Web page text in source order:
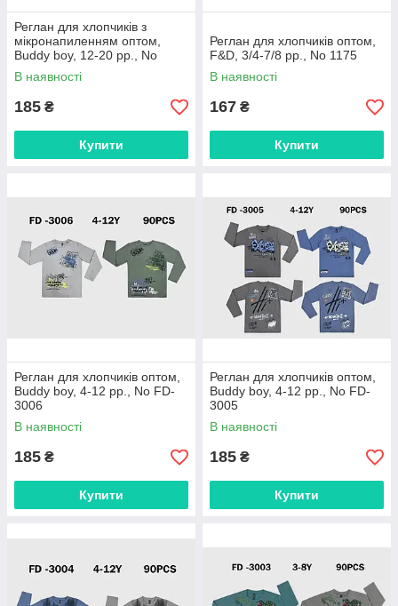
Реглан для хлопчиків з
мікронапиленням оптом,
Buddy boy, 12-20 рр., No
FD2006
В наявності
185 ₴
Купити
Реглан для хлопчиків оптом,
F&D, 3/4-7/8 рр., No 1175
В наявності
167 ₴
Купити
Реглан для хлопчиків оптом,
Buddy boy, 4-12 рр., No FD-
3006
В наявності
185 ₴
Купити
Реглан для хлопчиків оптом,
Buddy boy, 4-12 рр., No FD-
3005
В наявності
185 ₴
Купити